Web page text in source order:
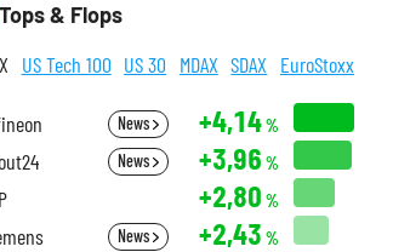
Tops & Flops
US Tech 100 US 30 MDAX SDAX EuroStoxx
News +4,14%
News +3,96 %
+2,80 %
News +2,43 %